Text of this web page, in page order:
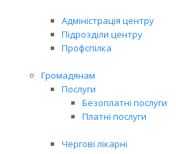
Адміністрація центру
Підрозділи центру
Профспілка
Громадянам
Послуги
Безоплатні послуги
Платні послуги
Чергові лікарні